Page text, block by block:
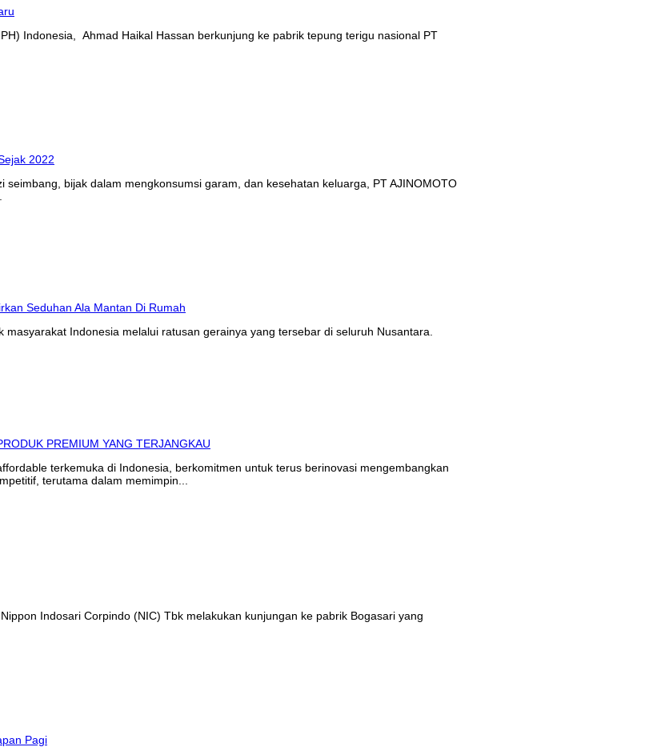
Indonesia, Ahmad Haikal Hassan berkunjung ke pabrik tepung terigu nasional PT
bijak dalam mengkonsumsi garam, dan kesehatan keluarga, PT AJINOMOTO
Indonesia melalui ratusan gerainya yang tersebar di seluruh Nusantara.
terkemuka di Indonesia, berkomitmen untuk terus berinovasi mengembangkan
terutama dalam memimpin...
Indosari Corpindo (NIC) Tbk melakukan kunjungan ke pabrik Bogasari yang